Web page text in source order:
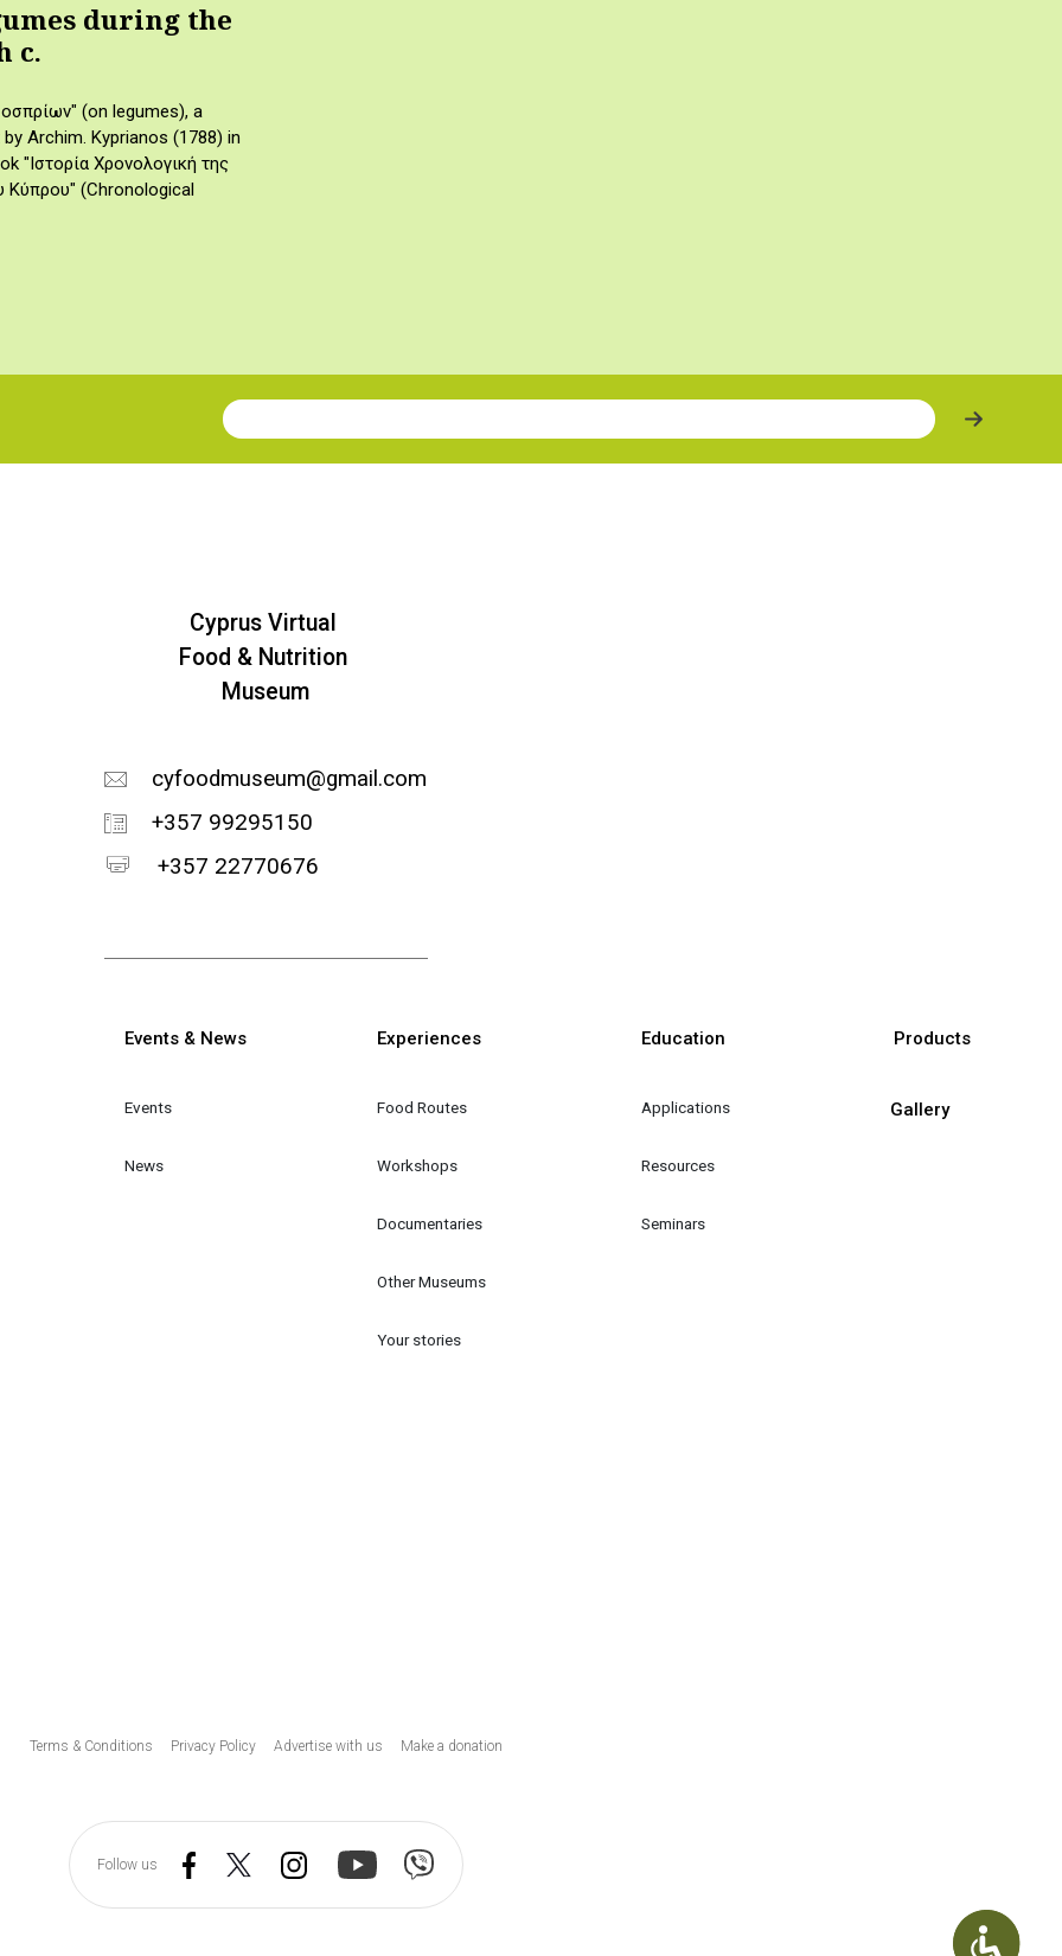
during the
c.
(on legumes), a
Archim. Kyprianos (1788) in
"Ιστορία Χρονολογική της
Κύπρου" (Chronological
Join our Newsletter
Cyprus Virtual
Food & Nutrition
Museum
cyfoodmuseum@gmail.com
+357 99295150
+357 22770676
Κεντρική πλοήγηση
Events & News
Events
News
Experiences
Food Routes
Workshops
Documentaries
Other Museums
Your stories
Education
Applications
Resources
Seminars
Products
Gallery
Υποσέλιδο
Terms & Conditions Privacy Policy Advertise with us Make a donation
Follow us